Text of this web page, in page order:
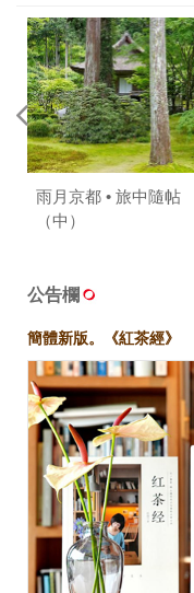
雨月京都 • 旅中隨帖
（中）
公告欄
簡體新版。《紅茶經》